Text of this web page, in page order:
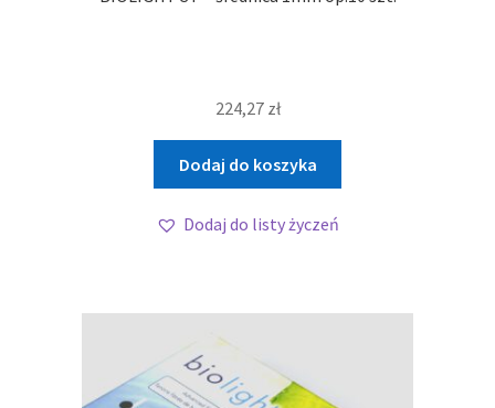
224,27 zł
Dodaj do koszyka
Dodaj do listy życzeń